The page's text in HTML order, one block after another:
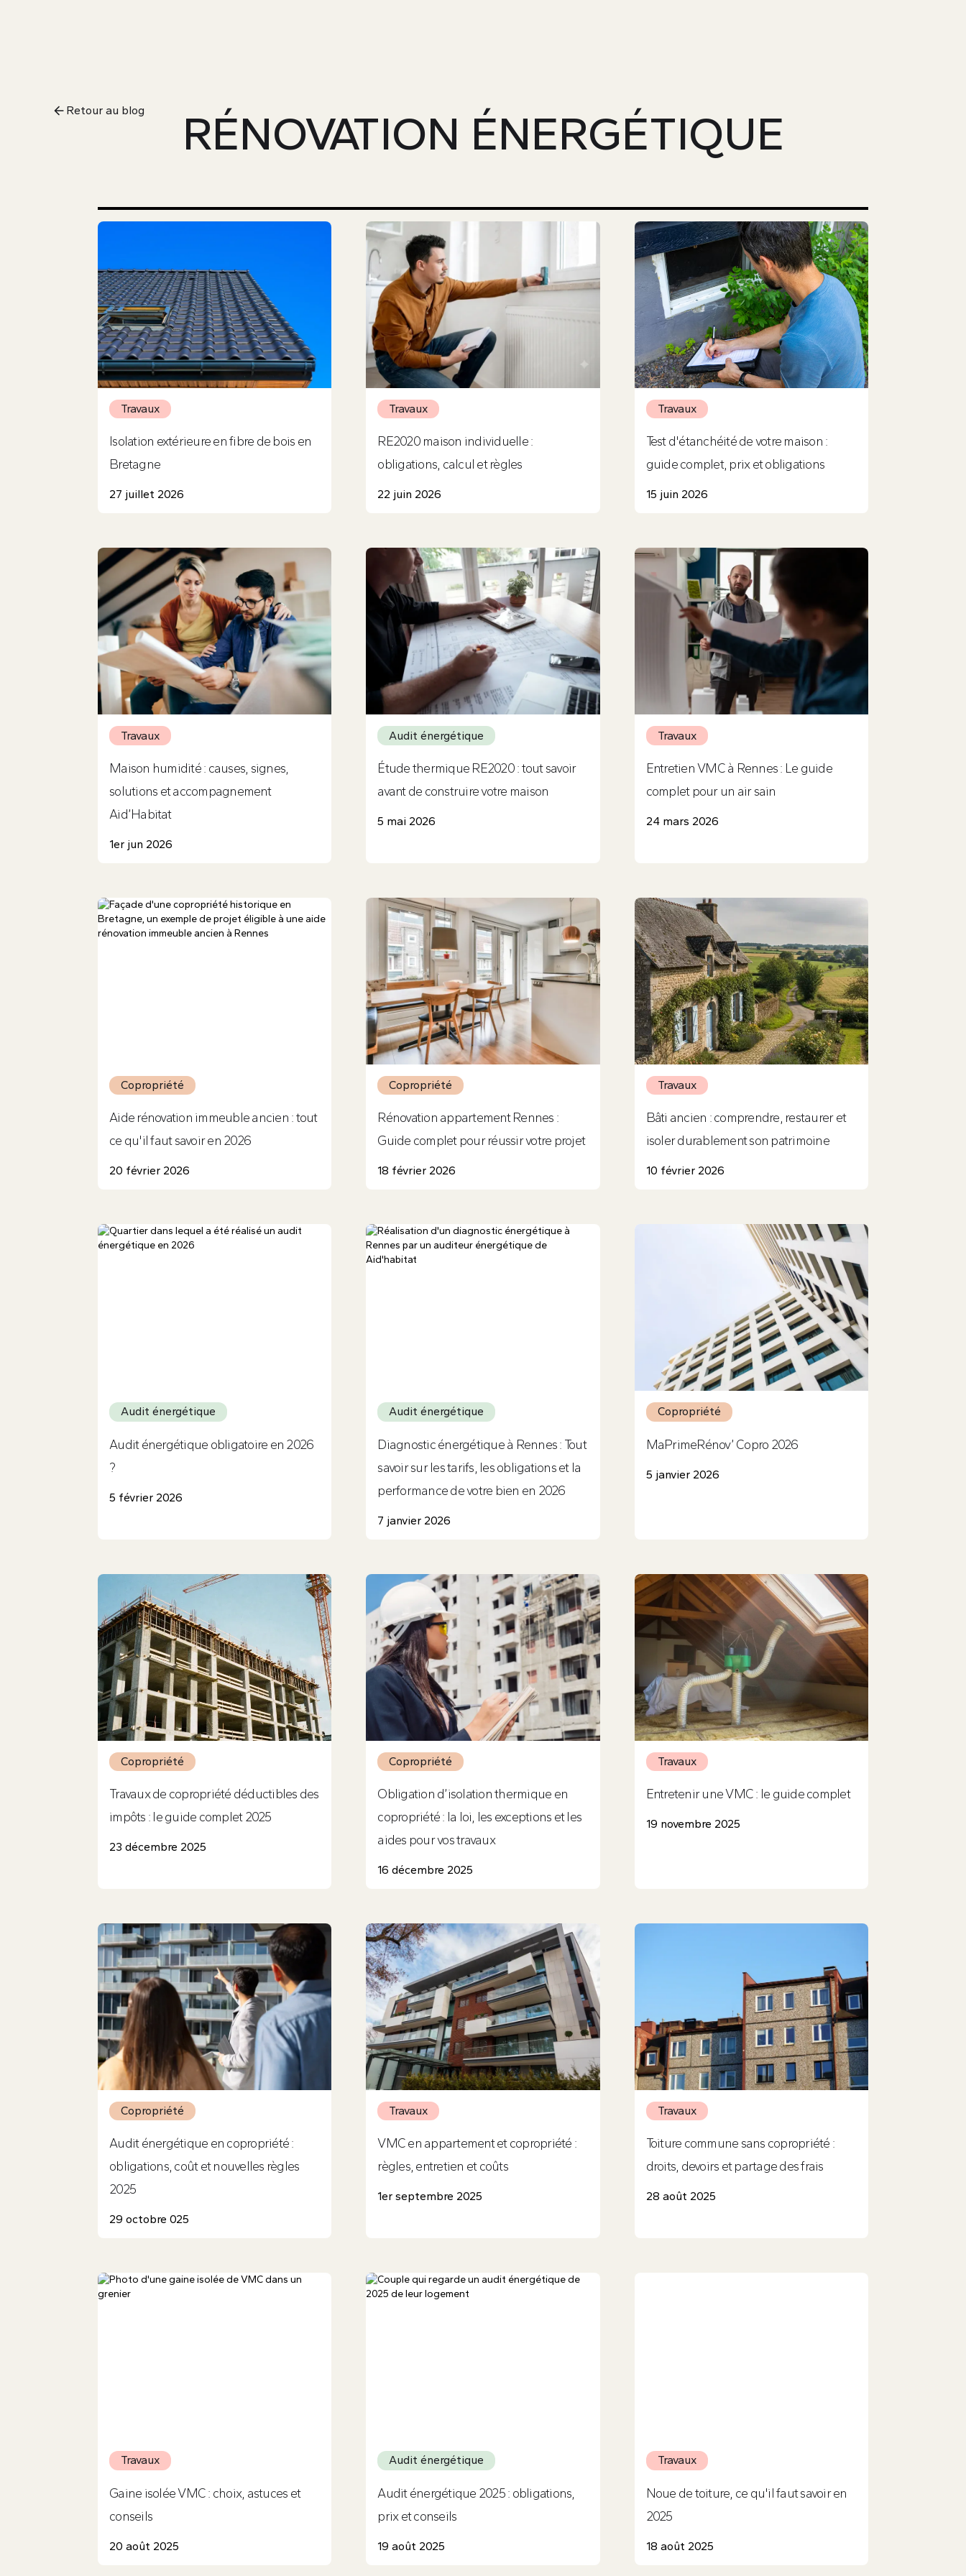
Retour au blog RÉNOVATION ÉNERGÉTIQUE
Travaux
Isolation extérieure en fibre de bois en
Bretagne
27 juillet 2026
Travaux
RE2020 maison individuelle :
obligations, calcul et règles
22 juin 2026
Travaux
Test d'étanchéité de votre maison :
guide complet, prix et obligations
15 juin 2026
Travaux
Maison humidité : causes, signes,
solutions et accompagnement
Aid’Habitat
1er jun 2026
Audit énergétique
Étude thermique RE2020 : tout savoir
avant de construire votre maison
5 mai 2026
Travaux
Entretien VMC à Rennes : Le guide
complet pour un air sain
24 mars 2026
Copropriété
Aide rénovation immeuble ancien : tout
ce qu'il faut savoir en 2026
20 février 2026
Copropriété
Rénovation appartement Rennes :
Guide complet pour réussir votre projet
18 février 2026
Travaux
Bâti ancien : comprendre, restaurer et
isoler durablement son patrimoine
10 février 2026
Audit énergétique
Audit énergétique obligatoire en 2026
?
5 février 2026
Audit énergétique
Diagnostic énergétique à Rennes : Tout
savoir sur les tarifs, les obligations et la
performance de votre bien en 2026
7 janvier 2026
Copropriété
MaPrimeRénov’ Copro 2026
5 janvier 2026
Copropriété
Travaux de copropriété déductibles des
impôts : le guide complet 2025
23 décembre 2025
Copropriété
Obligation d’isolation thermique en
copropriété : la loi, les exceptions et les
aides pour vos travaux
16 décembre 2025
Travaux
Entretenir une VMC : le guide complet
19 novembre 2025
Copropriété
Audit énergétique en copropriété :
obligations, coût et nouvelles règles
2025
29 octobre 025
Travaux
VMC en appartement et copropriété :
règles, entretien et coûts
1er septembre 2025
Travaux
Toiture commune sans copropriété :
droits, devoirs et partage des frais
28 août 2025
Travaux
Gaine isolée VMC : choix, astuces et
conseils
20 août 2025
Audit énergétique
Audit énergétique 2025 : obligations,
prix et conseils
19 août 2025
Travaux
Noue de toiture, ce qu'il faut savoir en
2025
18 août 2025